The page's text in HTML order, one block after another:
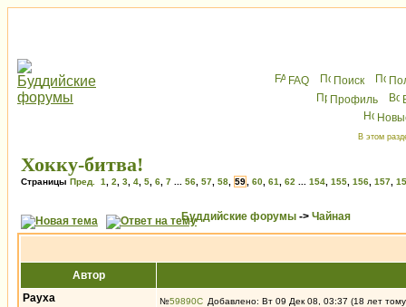
FAQ Поиск
Профиль
В этом
Хокку-битва!
Страницы Пред. 1 2 3 4 5 6 7 56 57 58 59 60 61 62 154 155 156 157
Буддийские форумы -> Чайная
Автор
Рауха
№59890 Добавлено: Вт 09 Дек 08, 03:37 (18 лет